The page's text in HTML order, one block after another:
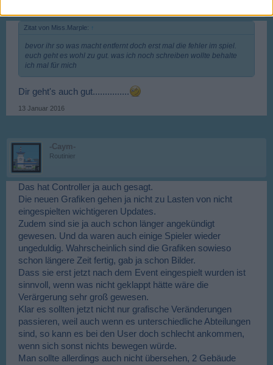
Zitat von Miss.Marple: ↑
bevor ihr so was macht entfernt doch erst mal die fehler im spiel.
euch geht es wohl zu gut. was ich noch schreiben wollte behalte
ich mal für mich
Dir geht's auch gut...............
13 Januar 2016
-Caym-
Routinier
Das hat Controller ja auch gesagt.
Die neuen Grafiken gehen ja nicht zu Lasten von nicht
eingespielten wichtigeren Updates.
Zudem sind sie ja auch schon länger angekündigt
gewesen. Und da waren auch einige Spieler wieder
ungeduldig. Wahrscheinlich sind die Grafiken sowieso
schon längere Zeit fertig, gab ja schon Bilder.
Dass sie erst jetzt nach dem Event eingespielt wurden ist
sinnvoll, wenn was nicht geklappt hätte wäre die
Verärgerung sehr groß gewesen.
Klar es sollten jetzt nicht nur grafische Veränderungen
passieren, weil auch wenn es unterschiedliche Abteilungen
sind, so kann es bei den User doch schlecht ankommen,
wenn sich sonst nichts bewegen würde.
Man sollte allerdings auch nicht übersehen, 2 Gebäude